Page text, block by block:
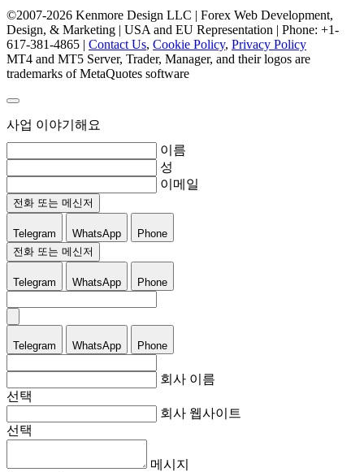
©2007-2026 Kenmore Design LLC | Forex Web Development,
Design, & Marketing | USA and EU Representation | Phone: +1-
617-381-4865 | Contact Us, Cookie Policy, Privacy Policy
MT4 and MT5 Server, Trader, Manager, and their logos are
trademarks of MetaQuotes software
사업 이야기해요
이름
성
이메일
전화 또는 메신저
Telegram WhatsApp
Phone
전화 또는 메신저
Telegram WhatsApp Phone
Telegram WhatsApp Phone
회사 이름
선택
회사 웹사이트
선택
메시지